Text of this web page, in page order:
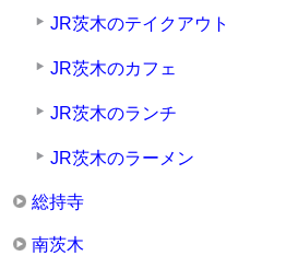
JR茨木のテイクアウト
JR茨木のカフェ
JR茨木のランチ
JR茨木のラーメン
総持寺
南茨木